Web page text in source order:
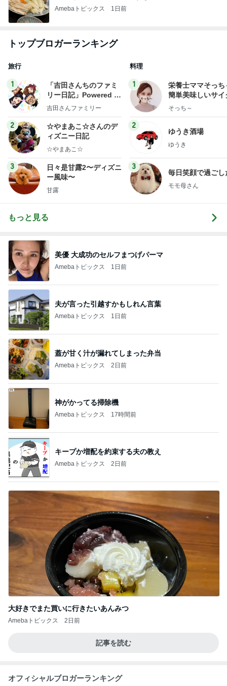
Amebaトピックス 1日前
トップブロガーランキング
旅行
1
「吉田さんちのファミ
リー日記」Powered b
y Ameba 吉田さんファ
ログ
吉田さんファミリー
2
☆やまあこ☆さんのデ
ィズニー日記
☆やまあこ☆
3
日々是甘露2〜ディズニ
ー風味〜
甘露
料理
1
栄養士ママそっち
簡単美味しいサイ
献立
そっち～
2
ゆうき酒場
ゆうき
3
毎日笑顔で過ごし
モモ母さん
もっと見る
美優 大成功のセルフまつげパーマ
Amebaトピックス 1日前
夫が言った引越すかもしれん言葉
Amebaトピックス 1日前
蓋が甘く汁が漏れてしまった弁当
Amebaトピックス 2日前
神がかってる掃除機
Amebaトピックス 17時間前
キープか増配を約束する夫の教え
Amebaトピックス 2日前
大好きでまた買いに行きたいあんみつ
Amebaトピックス 2日前
記事を読む
オフィシャルブロガーランキング